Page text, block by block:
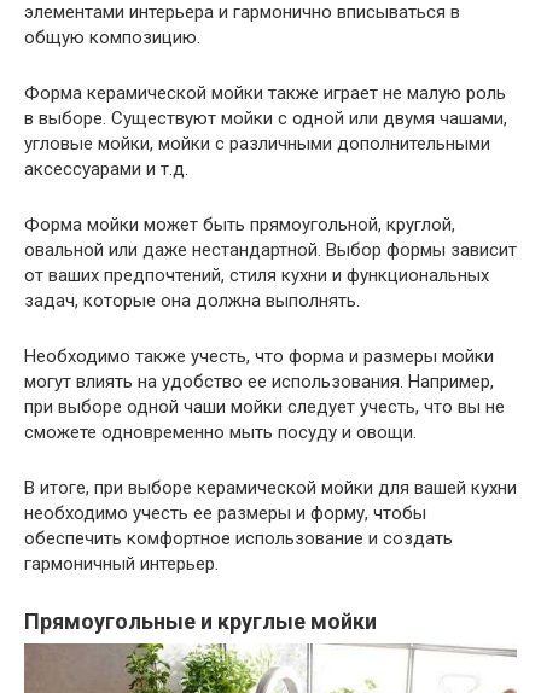
элементами интерьера и гармонично вписываться в
общую композицию.
Форма керамической мойки также играет не малую роль
в выборе. Существуют мойки с одной или двумя чашами,
угловые мойки, мойки с различными дополнительными
аксессуарами и т.д.
Форма мойки может быть прямоугольной, круглой,
овальной или даже нестандартной. Выбор формы зависит
от ваших предпочтений, стиля кухни и функциональных
задач, которые она должна выполнять.
Необходимо также учесть, что форма и размеры мойки
могут влиять на удобство ее использования. Например,
при выборе одной чаши мойки следует учесть, что вы не
сможете одновременно мыть посуду и овощи.
В итоге, при выборе керамической мойки для вашей кухни
необходимо учесть ее размеры и форму, чтобы
обеспечить комфортное использование и создать
гармоничный интерьер.
Прямоугольные и круглые мойки